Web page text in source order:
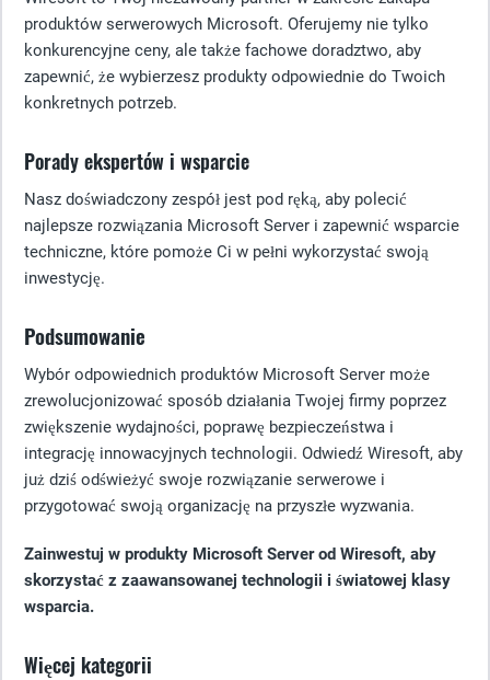
produktów serwerowych Microsoft. Oferujemy nie tylko
konkurencyjne ceny, ale także fachowe doradztwo, aby
zapewnić, że wybierzesz produkty odpowiednie do Twoich
konkretnych potrzeb.
Porady ekspertów i wsparcie
Nasz doświadczony zespół jest pod ręką, aby polecić
najlepsze rozwiązania Microsoft Server i zapewnić wsparcie
techniczne, które pomoże Ci w pełni wykorzystać swoją
inwestycję.
Podsumowanie
Wybór odpowiednich produktów Microsoft Server może
zrewolucjonizować sposób działania Twojej firmy poprzez
zwiększenie wydajności, poprawę bezpieczeństwa i
integrację innowacyjnych technologii. Odwiedź Wiresoft, aby
już dziś odświeżyć swoje rozwiązanie serwerowe i
przygotować swoją organizację na przyszłe wyzwania.
Zainwestuj w produkty Microsoft Server od Wiresoft, aby
skorzystać z zaawansowanej technologii i światowej klasy
wsparcia.
Więcej kategorii